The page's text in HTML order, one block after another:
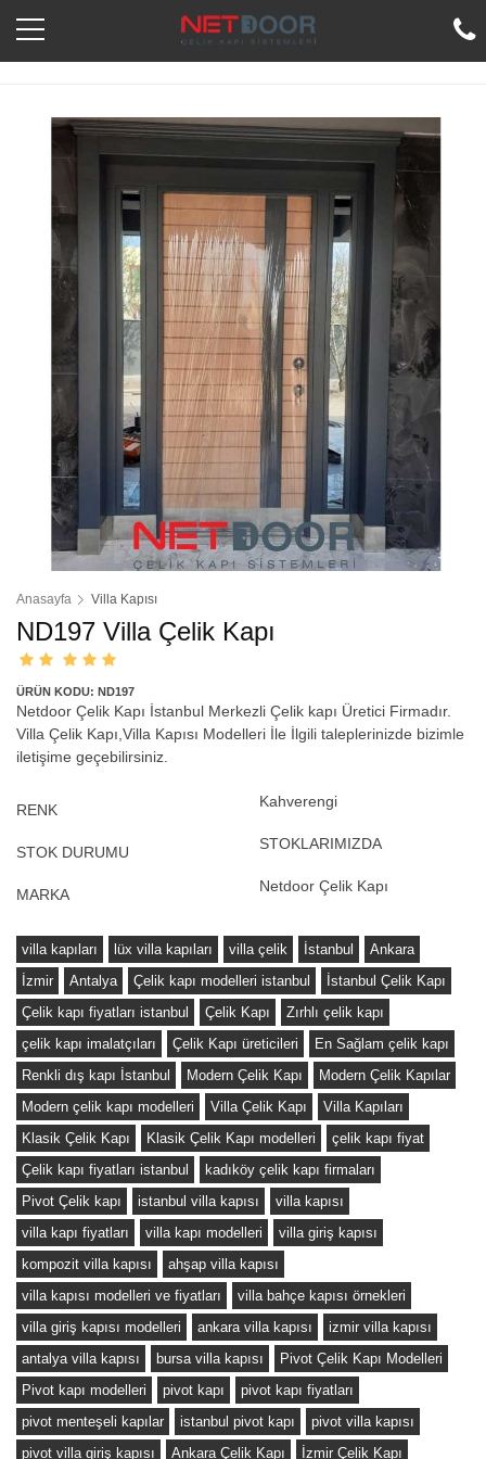
Anasayfa Villa Kapısı
ND197 Villa Çelik Kapı
ÜRÜN KODU: ND197
Netdoor Çelik Kapı İstanbul Merkezli Çelik kapı Üretici Firmadır.
Villa Çelik Kapı,Villa Kapısı Modelleri İle İlgili taleplerinizde bizimle
iletişime geçebilirsiniz.
RENK Kahverengi
STOK DURUMU STOKLARIMIZDA
MARKA Netdoor Çelik Kapı
villa kapıları lüx villa kapıları villa çelik İstanbul
Ankara
İzmir
Antalya Çelik kapı modelleri istanbul
İstanbul Çelik Kapı
Çelik kapı fiyatları istanbul
Çelik Kapı
Zırhlı çelik kapı
çelik kapı imalatçıları
Çelik Kapı üreticileri
En Sağlam çelik kapı
Renkli dış kapı İstanbul
Modern Çelik Kapı
Modern Çelik Kapılar
Modern çelik kapı modelleri
Villa Çelik Kapı
Villa Kapıları
Klasik Çelik Kapı
Klasik Çelik Kapı modelleri
çelik kapı fiyat
Çelik kapı fiyatları istanbul
kadıköy çelik kapı firmaları
Pivot Çelik kapı
istanbul villa kapısı
villa kapısı
villa kapı fiyatları
villa kapı modelleri
villa giriş kapısı
kompozit villa kapısı
ahşap villa kapısı
villa kapısı modelleri ve fiyatları
villa bahçe kapısı örnekleri
villa giriş kapısı modelleri
ankara villa kapısı
izmir villa kapısı
antalya villa kapısı
bursa villa kapısı
Pivot Çelik Kapı Modelleri
Pivot kapı modelleri
pivot kapı
pivot kapı fiyatları
pivot menteşeli kapılar
istanbul pivot kapı
pivot villa kapısı
pivot villa giriş kapısı
Ankara Çelik Kapı
İzmir Çelik Kapı